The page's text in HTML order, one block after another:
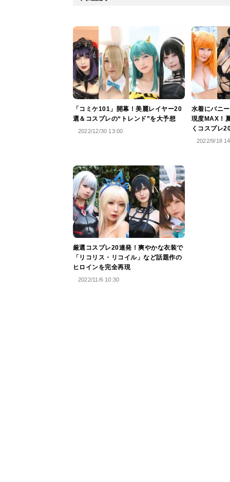
「コミケ101」開幕！美麗レイヤー20
選＆コスプレの“トレンド”を大予想
2022/12/30 13:00
水着にバニ
現度MAX！
くコスプレ
2022/9/18
厳選コスプレ20連発！爽やかな衣装で
「リコリス・リコイル」など話題作の
ヒロインを完全再現
2022/11/6 10:30